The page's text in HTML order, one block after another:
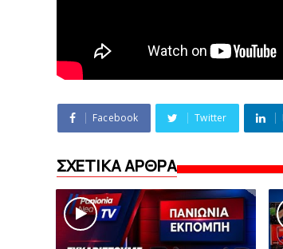
Facebook Twitter
ΣΧΕΤΙΚΑ ΑΡΘΡΑ